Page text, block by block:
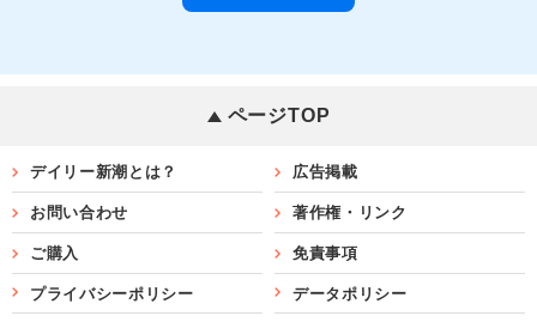
ページTOP
デイリー新潮とは？ 広告掲載
お問い合わせ 著作権・リンク
ご購入 免責事項
プライバシーポリシー データポリシー